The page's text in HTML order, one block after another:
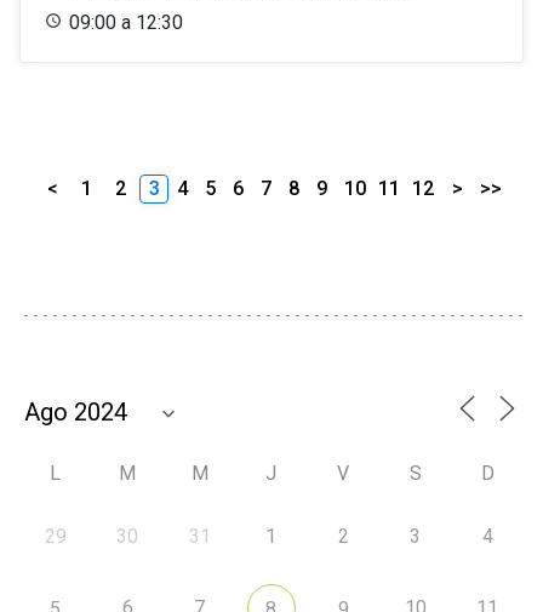
09:00 a 12:30
< 1 2 3 4 5 6 7 8 9 10 11 12 > >>
L M M J V S D
29 30 31 1 2 3 4